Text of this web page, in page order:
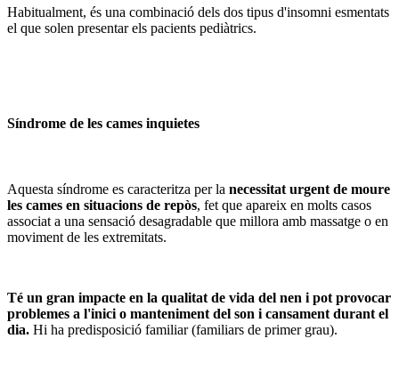
Habitualment, és una combinació dels dos tipus d'insomni esmentats
el que solen presentar els pacients pediàtrics.
Síndrome de les cames inquietes
Aquesta síndrome es caracteritza per la necessitat urgent de moure
les cames en situacions de repòs, fet que apareix en molts casos
associat a una sensació desagradable que millora amb massatge o en
moviment de les extremitats.
Té un gran impacte en la qualitat de vida del nen i pot provocar
problemes a l'inici o manteniment del son i cansament durant el
dia. Hi ha predisposició familiar (familiars de primer grau).